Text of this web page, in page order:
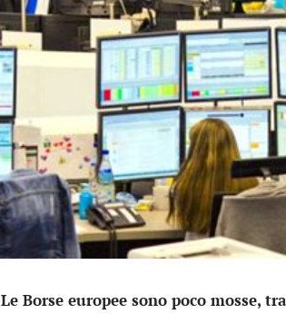
Le Borse europee sono poco mosse,